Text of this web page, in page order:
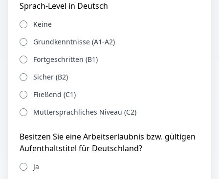
Sprach-Level in Deutsch
Keine
Grundkenntnisse (A1-A2)
Fortgeschritten (B1)
Sicher (B2)
Fließend (C1)
Muttersprachliches Niveau (C2)
Besitzen Sie eine Arbeitserlaubnis bzw. gültigen
Aufenthaltstitel für Deutschland?
Ja